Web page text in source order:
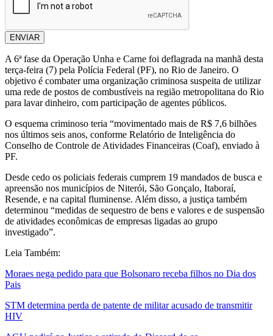
ENVIAR
A 6ª fase da Operação Unha e Carne foi deflagrada na manhã desta
terça-feira (7) pela Polícia Federal (PF), no Rio de Janeiro. O
objetivo é combater uma organização criminosa suspeita de utilizar
uma rede de postos de combustíveis na região metropolitana do Rio
para lavar dinheiro, com participação de agentes públicos.
O esquema criminoso teria “movimentado mais de R$ 7,6 bilhões
nos últimos seis anos, conforme Relatório de Inteligência do
Conselho de Controle de Atividades Financeiras (Coaf), enviado à
PF.
Desde cedo os policiais federais cumprem 19 mandados de busca e
apreensão nos municípios de Niterói, São Gonçalo, Itaboraí,
Resende, e na capital fluminense. Além disso, a justiça também
determinou “medidas de sequestro de bens e valores e de suspensão
de atividades econômicas de empresas ligadas ao grupo
investigado”.
Leia Também:
Moraes nega pedido para que Bolsonaro receba filhos no Dia dos
Pais
STM determina perda de patente de militar acusado de transmitir
HIV